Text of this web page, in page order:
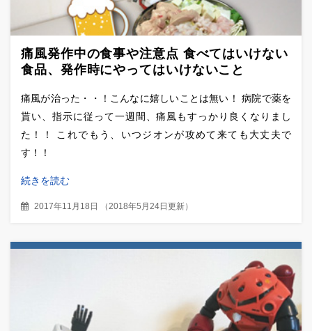
痛風発作中の食事や注意点 食べてはいけない
食品、発作時にやってはいけないこと
痛風が治った・・！こんなに嬉しいことは無い！ 病院で薬を
貰い、指示に従って一週間、痛風もすっかり良くなりまし
た！！ これでもう、いつジオンが攻めて来ても大丈夫で
す！！
続きを読む
2017年11月18日 （ 2018年5月24日更新）